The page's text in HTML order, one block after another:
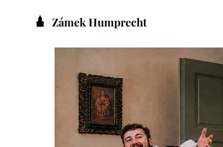
Zámek Humprecht